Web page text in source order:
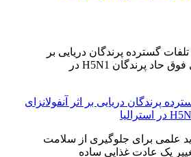
پرندگان دریایی بر اثر آنفولانزای